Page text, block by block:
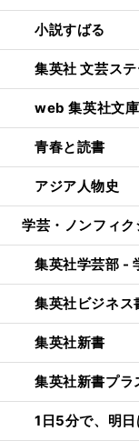
小説すばる
集英社 文芸ス
web 集英社文庫
青春と読書
アジア人物史
学芸・ノンフィ
集英社学芸部 -
集英社ビジネス
集英社新書
集英社新書プラ
1日5分で、明